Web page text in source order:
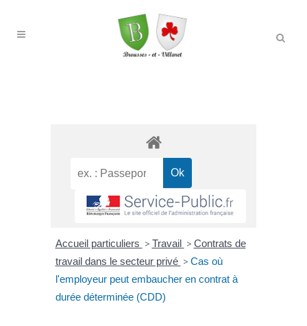
Accueil particuliers > Travail > Contrats de
travail dans le secteur privé > Cas où
l'employeur peut embaucher en contrat à
durée déterminée (CDD)